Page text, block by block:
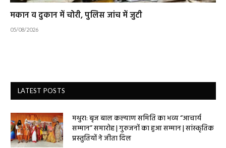
मकान व दुकान में चोरी, पुलिस जांच में जुटी
05/08/2026
LATEST POSTS
मथुरा: बृज बाल कल्याण समिति का भव्य “आचार्य
सम्मान” समारोह | गुरुजनों का हुआ सम्मान | सांस्कृतिक
प्रस्तुतियों ने जीता दिल